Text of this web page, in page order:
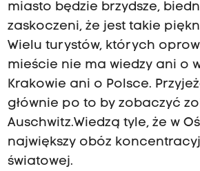
miasto będzie brzydsze,
zaskoczeni, że jest takie
Wielu turystów, których
mieście nie ma wiedzy ani o
Krakowie ani o Polsce.
głównie po to by zobaczyć
Auschwitz.Wiedzą tyle, że w
największy obóz
światowej.